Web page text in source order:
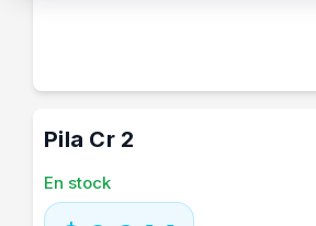
Pila Cr 2
En stock